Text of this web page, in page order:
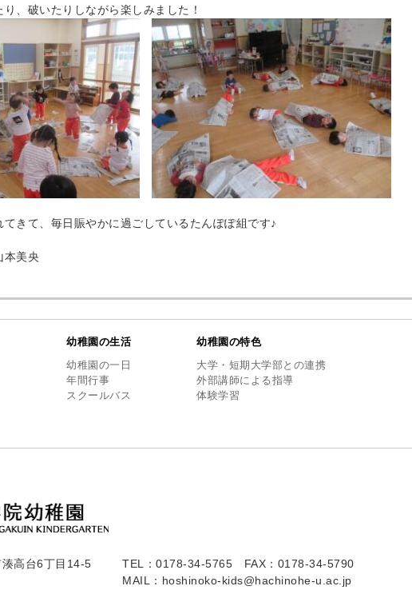
、破いたりしながら楽しみました！
てきて、毎日賑やかに過ごしているたんぽぽ組です♪
本美央
幼稚園の生活
幼稚園の一日
年間行事
スクールバス
幼稚園の特色
大学・短期大学部との連携
外部講師による指導
体験学習
高台6丁目14-5 TEL：0178-34-5765 FAX：0178-34-5790
MAIL：hoshinoko-kids@hachinohe-u.ac.jp